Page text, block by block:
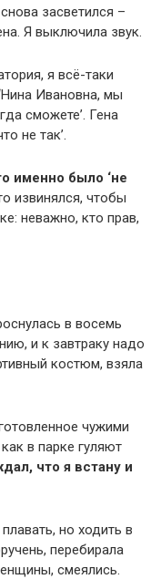
засветился –
Я выключила звук.
я всё-таки
Ивановна, мы
сможете’. Гена
не так’.
именно было ‘не
извинялся, чтобы
неважно, кто прав,
в восемь
и к завтраку надо
костюм, взяла
чужими
в парке гуляют
что я встану и
но ходить в
перебирала
смеялись.